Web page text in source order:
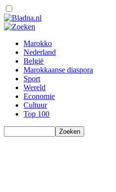
Marokko
Nederland
België
Marokkaanse diaspora
Sport
Wereld
Economie
Cultuur
Top 100